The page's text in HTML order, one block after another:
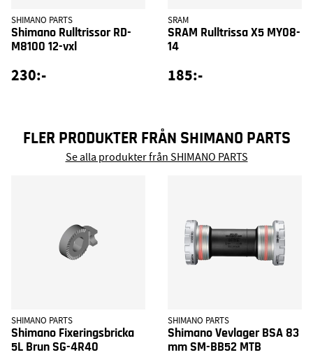
SHIMANO PARTS
Shimano Rulltrissor RD-
M8100 12-vxl
230:-
SRAM
SRAM Rulltrissa X5 MY08-
14
185:-
FLER PRODUKTER FRÅN SHIMANO PARTS
Se alla produkter från SHIMANO PARTS
SHIMANO PARTS
Shimano Fixeringsbricka
5L Brun SG-4R40
SHIMANO PARTS
Shimano Vevlager BSA 83
mm SM-BB52 MTB